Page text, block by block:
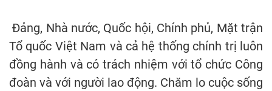
Đảng, Nhà nước, Quốc hội, Chính phủ, Mặt trận
Tổ quốc Việt Nam và cả hệ thống chính trị luôn
đồng hành và có trách nhiệm với tổ chức Công
đoàn và với người lao động. Chăm lo cuộc sống